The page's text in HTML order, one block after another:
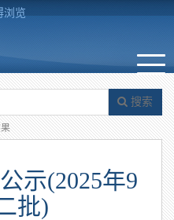
浏览
搜索
示(2025年9
批)